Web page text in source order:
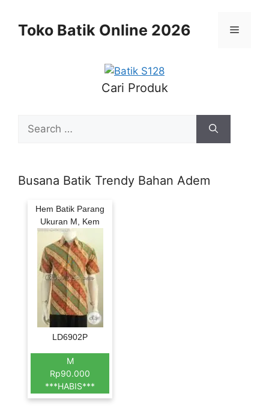
contentToko Batik Online 2026 Menu
Cari Produk
for:
Busana Batik Trendy Bahan Adem
Hem Batik Parang
Ukuran M, Kem
LD6902P
M
Rp90.000
***HABIS***